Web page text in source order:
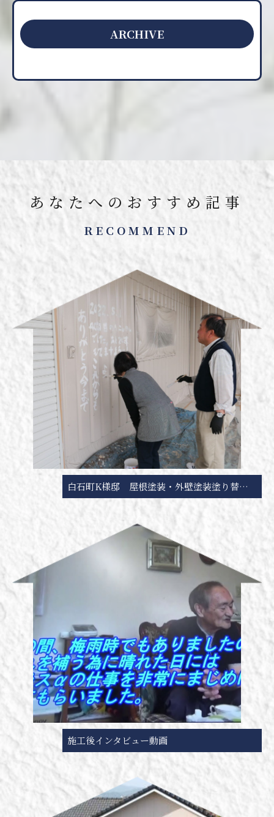
ARCHIVE
あなたへのおすすめ記事
RECOMMEND
白石町K様邸 屋根塗装・外壁塗装塗り替え工事
施工後インタビュー動画